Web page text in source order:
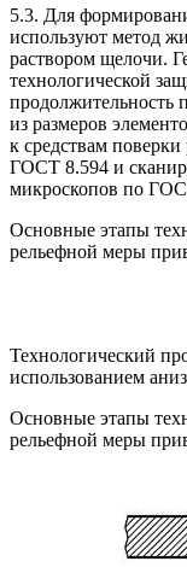
5.3. Для
используют метод
раствором щелочи.
технологической
продолжительность
из размеров
к средствам
ГОСТ 8.594 и
микроскопов по
Основные этапы
рельефной меры
Технологический
использованием
Основные этапы
рельефной меры